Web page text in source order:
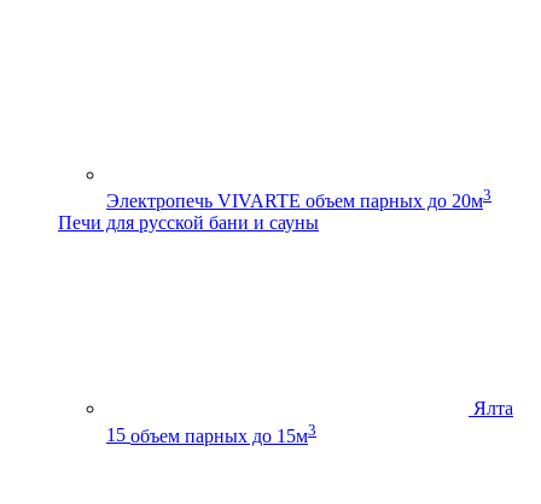
Электропечь VIVARTE объем парных до 20м3
Печи для русской бани и сауны
Ялта
15 объем парных до 15м3